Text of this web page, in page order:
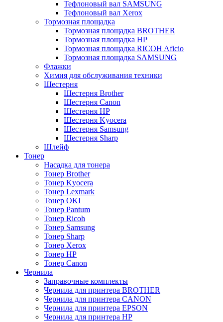
Тефлоновый вал SAMSUNG
Тефлоновый вал Xerox
Тормозная площадка
Тормозная площадка BROTHER
Тормозная площадка HP
Тормозная площадка RICOH Aficio
Тормозная площадка SAMSUNG
Флажки
Химия для обслуживания техники
Шестерня
Шестерня Brother
Шестерня Canon
Шестерня HP
Шестерня Kyocera
Шестерня Samsung
Шестерня Sharp
Шлейф
Тонер
Насадка для тонера
Тонер Brother
Тонер Kyocera
Тонер Lexmark
Тонер OKI
Тонер Pantum
Тонер Ricoh
Тонер Samsung
Тонер Sharp
Тонер Xerox
Тонер НР
Тонер Саnon
Чернила
Заправочные комплекты
Чернила для принтера BROTHER
Чернила для принтера CANON
Чернила для принтера EPSON
Чернила для принтера HP